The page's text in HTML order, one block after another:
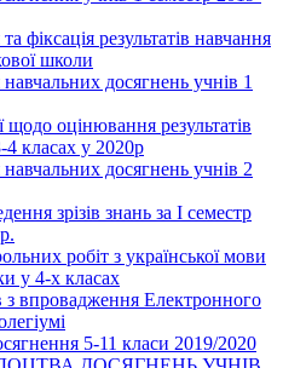
фіксація результатів навчання
школи
досягнень учнів 1
щодо оцінювання результатів
4 класах у 2020р
досягнень учнів 2
зрізів знань за І семестр
робіт з української мови
у 4-х класах
з впровадження Електронного
5-11 класи 2019/2020